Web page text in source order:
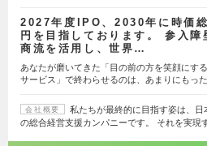
2027年度IPO、2030年に時価
円を目指しております。 参入障
商流を活用し、世界…
あなたが磨いてきた「目の前の方を笑顔にす
サービス」で終わらせるのは、あまりにもっ
会社概要
私たちが最終的に目指す姿は、
の総合経営支援カンパニーです。 それを実現